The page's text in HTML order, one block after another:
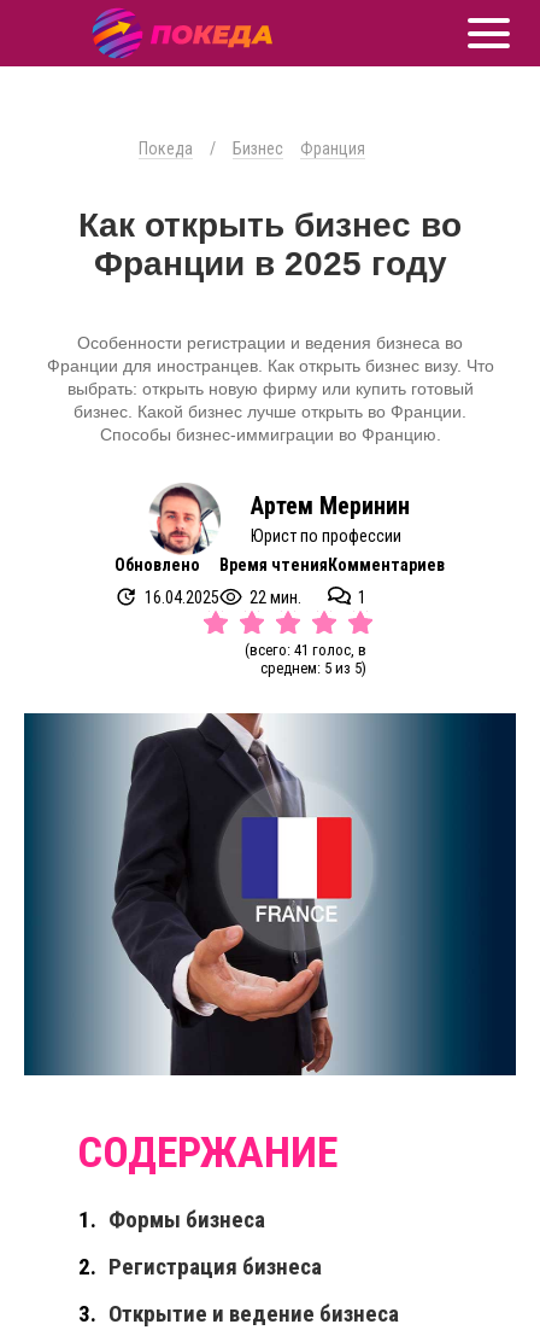
Покеда / Бизнес Франция
Как открыть бизнес во
Франции в 2025 году
Особенности регистрации и ведения бизнеса во
Франции для иностранцев. Как открыть бизнес визу. Что
выбрать: открыть новую фирму или купить готовый
бизнес. Какой бизнес лучше открыть во Франции.
Способы бизнес-иммиграции во Францию.
Артем Меринин
Юрист по профессии
Обновлено
16.04.2025
Время чтения
22 мин.
Комментариев
1
(всего: 41 голос, в
среднем: 5 из 5)
Формы бизнеса
Регистрация бизнеса
Открытие и ведение бизнеса